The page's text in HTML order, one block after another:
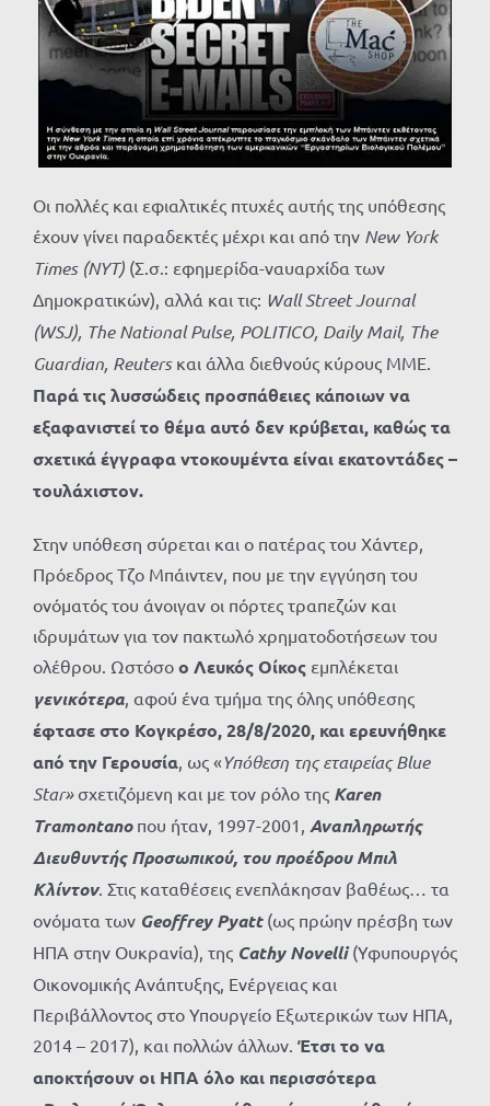
Οι πολλές και εφιαλτικές πτυχές αυτής της υπόθεσης
έχουν γίνει παραδεκτές μέχρι και από την New York
Times (NYT) (Σ.σ.: εφημερίδα-ναυαρχίδα των
Δημοκρατικών), αλλά και τις: Wall Street Journal
(WSJ), The National Pulse, POLITICO, Daily Mail, The
Guardian, Reutersκαι άλλα διεθνούς κύρους ΜΜΕ.
Παρά τις λυσσώδεις προσπάθειες κάποιων να
εξαφανιστεί το θέμα αυτό δεν κρύβεται, καθώς τα
σχετικά έγγραφα ντοκουμέντα είναι εκατοντάδες –
τουλάχιστον.
Στην υπόθεση σύρεται και ο πατέρας του Χάντερ,
Πρόεδρος Τζο Μπάιντεν, που με την εγγύηση του
ονόματός του άνοιγαν οι πόρτες τραπεζών και
ιδρυμάτων για τον πακτωλό χρηματοδοτήσεων του
ολέθρου. Ωστόσο ο Λευκός Οίκος εμπλέκεται
γενικότερα, αφού ένα τμήμα της όλης υπόθεσης
έφτασε στο Κογκρέσο, 28/8/2020, και ερευνήθηκε
από την Γερουσία, ως «Υπόθεση της εταιρείας Blue
Star»σχετιζόμενη και με τον ρόλο της Karen
Tramontanoπου ήταν, 1997-2001, Αναπληρωτής
Διευθυντής Προσωπικού, του προέδρου Μπιλ
Κλίντον. Στις καταθέσεις ενεπλάκησαν βαθέως… τα
ονόματα των Geoffrey Pyatt(ως πρώην πρέσβη των
ΗΠΑ στην Ουκρανία), της Cathy Novelli(Υφυπουργός
Οικονομικής Ανάπτυξης, Ενέργειας και
Περιβάλλοντος στο Υπουργείο Εξωτερικών των ΗΠΑ,
2014 – 2017), και πολλών άλλων. Έτσι το να
αποκτήσουν οι ΗΠΑ όλο και περισσότερα